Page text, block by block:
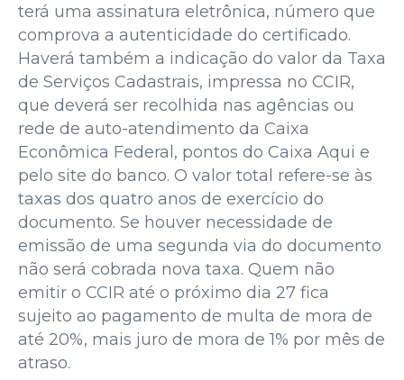
terá uma assinatura eletrônica, número que
comprova a autenticidade do certificado.
Haverá também a indicação do valor da Taxa
de Serviços Cadastrais, impressa no CCIR,
que deverá ser recolhida nas agências ou
rede de auto-atendimento da Caixa
Econômica Federal, pontos do Caixa Aqui e
pelo site do banco. O valor total refere-se às
taxas dos quatro anos de exercício do
documento. Se houver necessidade de
emissão de uma segunda via do documento
não será cobrada nova taxa. Quem não
emitir o CCIR até o próximo dia 27 fica
sujeito ao pagamento de multa de mora de
até 20%, mais juro de mora de 1% por mês de
atraso.